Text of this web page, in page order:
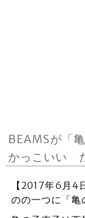
BEAMSが「
かっこいい
【2017年6月4
のの一つに「亀